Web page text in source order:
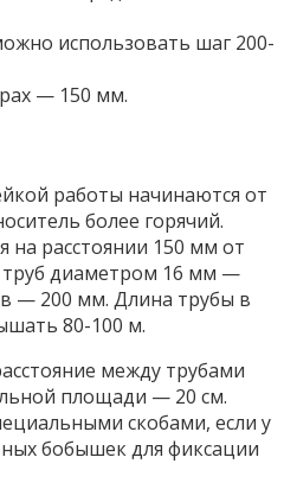
использовать шаг 200-
— 150 мм.
работы начинаются от
более горячий.
на расстоянии 150 мм от
диаметром 16 мм —
— 200 мм. Длина трубы в
80-100 м.
между трубами
площади — 20 см.
скобами, если у
бобышек для фиксации